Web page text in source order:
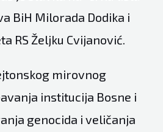
BiH Milorada Dodika i
RS Željku Cvijanović.
mirovnog
institucija Bosne i
genocida i veličanja